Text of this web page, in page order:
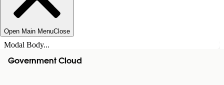
Open Main MenuClose
Modal Body...
Government Cloud